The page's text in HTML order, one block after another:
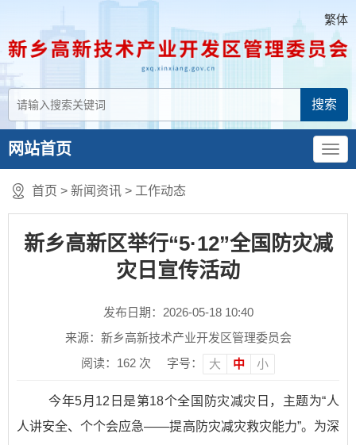
繁体
网站首页
首页 > 新闻资讯 > 工作动态
新乡高新区举行“5·12”全国防灾减
灾日宣传活动
发布日期：2026-05-18 10:40
来源：新乡高新技术产业开发区管理委员会
阅读： 162 次 字号： 大 中 小
今年5月12日是第18个全国防灾减灾日，主题为“人
人讲安全、个个会应急——提高防灾减灾救灾能力”。为深